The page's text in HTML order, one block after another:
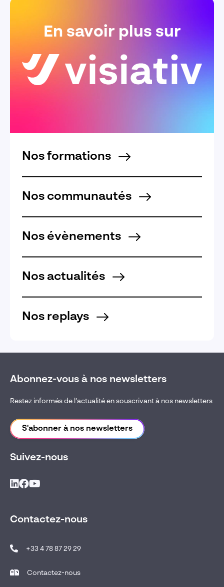
En savoir plus sur
Nos formations
Nos communautés
Nos évènements
Nos actualités
Nos replays
Abonnez-vous à nos newsletters
Restez informés de l’actualité en souscrivant à nos newsletters
S'abonner à nos newsletters
Suivez-nous
Contactez-nous
+33 4 78 87 29 29
Contactez-nous